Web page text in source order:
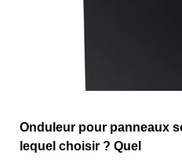
Onduleur pour panneaux
lequel choisir ? Quel